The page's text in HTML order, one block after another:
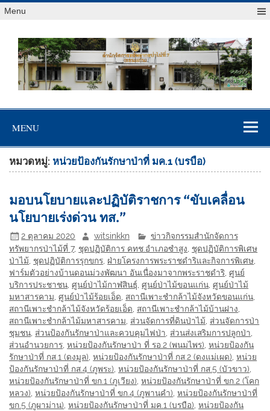
Menu
สจป.ที่ 7
(ขอนแก่น)
MENU
หมวดหมู่: หน่วยป้องกันรักษาป่าที่ มค.1 (บรบือ)
มอบนโยบายและปฏิบัติราชการ “ขับเคลื่อน
นโยบายเร่งด่วน ทส.”
2 ตุลาคม 2020 witsinkkn
ข่าวกิจกรรมสำนักจัดการ
ทรัพยากรป่าไม้ที่ 7, ชุดปฏิบัติการ คทช.อำเภอซำสูง ชุดปฏิบัติการพิเศษ
ป่าไม้ ชุดปฏิบัติการรุกขกร ฝ่ายโครงการพระราชดำริและกิจการพิเศษ
ฟาร์มตัวอย่างบ้านดอนม่วงพัฒนา อันเนื่องมาจากพระราชดำริ ,ศูนย์
บริการประชาชน ,ศูนย์ป่าไม้กาฬสินธุ์ ,ศูนย์ป่าไม้ขอนแก่น ,ศูนย์ป่าไม้
มหาสารคาม ,ศูนย์ป่าไม้ร้อยเอ็ด สถานีเพาะชำกล้าไม้จังหวัดขอนแก่น
สถานีเพาะชำกล้าไม้จังหวัดร้อยเอ็ด สถานีเพาะชำกล้าไม้บ้านฝาง
สถานีเพาะชำกล้าไม้มหาสารคาม ส่วนจัดการที่ดินป่าไม้ ส่วนจัดการป่า
ชุมชน ส่วนป้องกันรักษาป่าและควบคุมไฟป่า ส่วนส่งเสริมการปลูกป่า
ส่วนอำนวยการ ,หน่วยป้องกันรักษาป่า ที่ รอ.2 (พนมไพร) ,หน่วยป้องกัน
รักษาป่าที่ กส.1 (ดงมูล) ,หน่วยป้องกันรักษาป่าที่ กส.2 (ดงแม่เผด) ,หน่วย
ป้องกันรักษาป่าที่ กส.4 (ภูพระ) ,หน่วยป้องกันรักษาป่าที่ กส.5 (บัวขาว)
หน่วยป้องกันรักษาป่าที่ ขก.1 (ภูเวียง) ,หน่วยป้องกันรักษาป่าที่ ขก.2 (โคก
หลวง) ,หน่วยป้องกันรักษาป่าที่ ขก.4 (ภูพานคำ) ,หน่วยป้องกันรักษาป่าที่
ขก.5 (ภูผาม่าน) ,หน่วยป้องกันรักษาป่าที่ มค.1 (บรบือ) ,หน่วยป้องกัน